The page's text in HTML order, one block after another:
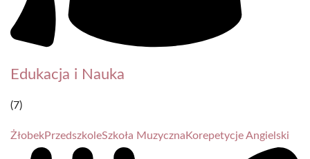
Edukacja i Nauka
(7)
ŻłobekPrzedszkoleSzkoła Muzyczna Korepetycje Angielski